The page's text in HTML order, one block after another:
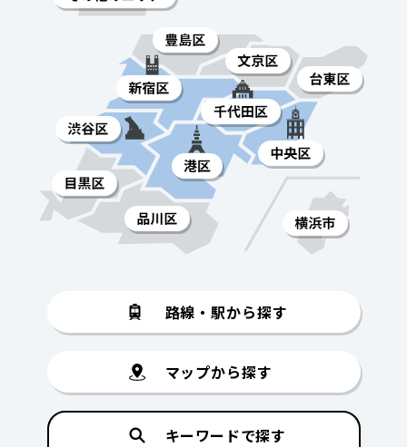
路線・駅から探す
マップから探す
キーワードで探す